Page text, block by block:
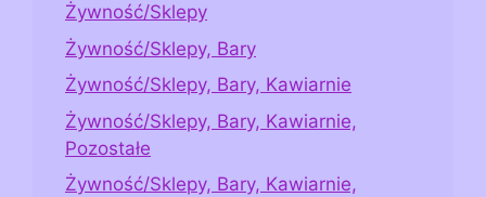
Żywność/Sklepy
Żywność/Sklepy, Bary
Żywność/Sklepy, Bary, Kawiarnie
Żywność/Sklepy, Bary, Kawiarnie,
Pozostałe
Żywność/Sklepy, Bary, Kawiarnie,